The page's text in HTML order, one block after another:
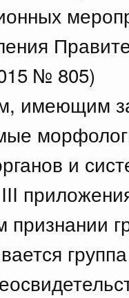
№ 805)
имеющим
и
признании